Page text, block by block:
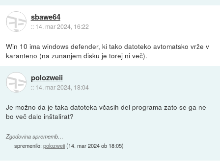
sbawe64
:: 14. mar 2024, 16:22
Win 10 ima windows defender, ki tako datoteko avtomatsko vrže v
karanteno (na zunanjem disku je torej ni več).
polozweii
:: 14. mar 2024, 18:04
Je možno da je taka datoteka včasih del programa zato se ga ne
bo več dalo inštalirat?
Zgodovina sprememb…
spremenilo:polozweii(14. mar 2024 ob 18:05)